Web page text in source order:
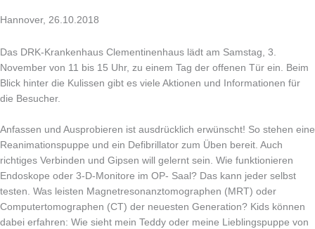
Hannover, 26.10.2018
Das DRK-Krankenhaus Clementinenhaus lädt am Samstag, 3.
November von 11 bis 15 Uhr, zu einem Tag der offenen Tür ein. Beim
Blick hinter die Kulissen gibt es viele Aktionen und Informationen für
die Besucher.
Anfassen und Ausprobieren ist ausdrücklich erwünscht! So stehen eine
Reanimationspuppe und ein Defibrillator zum Üben bereit. Auch
richtiges Verbinden und Gipsen will gelernt sein. Wie funktionieren
Endoskope oder 3-D-Monitore im OP- Saal? Das kann jeder selbst
testen. Was leisten Magnetresonanztomographen (MRT) oder
Computertomographen (CT) der neuesten Generation? Kids können
dabei erfahren: Wie sieht mein Teddy oder meine Lieblingspuppe von